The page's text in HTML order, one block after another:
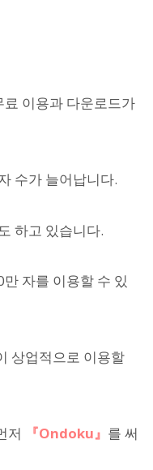
이용과 다운로드가
수가 늘어납니다.
하고 있습니다.
자를 이용할 수 있
상업적으로 이용할
저 『Ondoku』 를 써